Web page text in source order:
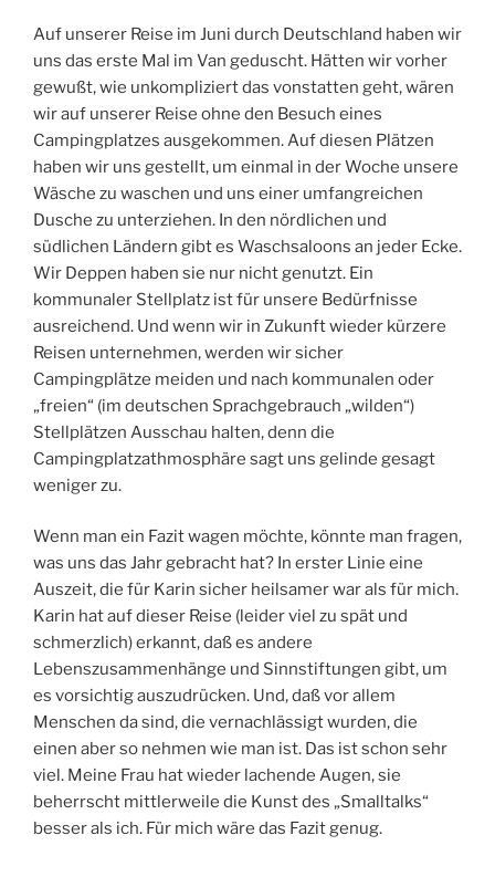
Auf unserer Reise im Juni durch Deutschland haben wir
uns das erste Mal im Van geduscht. Hätten wir vorher
gewußt, wie unkompliziert das vonstatten geht, wären
wir auf unserer Reise ohne den Besuch eines
Campingplatzes ausgekommen. Auf diesen Plätzen
haben wir uns gestellt, um einmal in der Woche unsere
Wäsche zu waschen und uns einer umfangreichen
Dusche zu unterziehen. In den nördlichen und
südlichen Ländern gibt es Waschsaloons an jeder Ecke.
Wir Deppen haben sie nur nicht genutzt. Ein
kommunaler Stellplatz ist für unsere Bedürfnisse
ausreichend. Und wenn wir in Zukunft wieder kürzere
Reisen unternehmen, werden wir sicher
Campingplätze meiden und nach kommunalen oder
„freien“ (im deutschen Sprachgebrauch „wilden“)
Stellplätzen Ausschau halten, denn die
Campingplatzathmosphäre sagt uns gelinde gesagt
weniger zu.
Wenn man ein Fazit wagen möchte, könnte man fragen,
was uns das Jahr gebracht hat? In erster Linie eine
Auszeit, die für Karin sicher heilsamer war als für mich.
Karin hat auf dieser Reise (leider viel zu spät und
schmerzlich) erkannt, daß es andere
Lebenszusammenhänge und Sinnstiftungen gibt, um
es vorsichtig auszudrücken. Und, daß vor allem
Menschen da sind, die vernachlässigt wurden, die
einen aber so nehmen wie man ist. Das ist schon sehr
viel. Meine Frau hat wieder lachende Augen, sie
beherrscht mittlerweile die Kunst des „Smalltalks“
besser als ich. Für mich wäre das Fazit genug.